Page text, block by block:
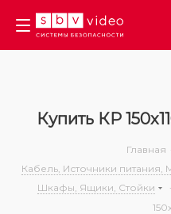
Купить КР
Главная
Кабель, Источники питания,
Шкафы, Ящики, Стойки